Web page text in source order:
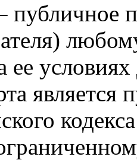
публичное
ее
является